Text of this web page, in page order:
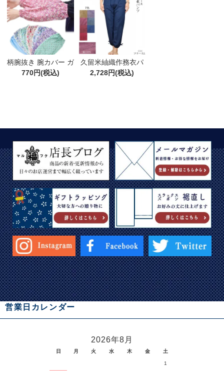
柄腕抜き 腕カバー ガ
ーデニング 園芸 農作
770円(税込)
久留米紬織作務衣パ
ンツ 綿100% ML/LL
2,728円(税込)
営業日カレンダー
2026年8月
日 月 火 水 木 金 土
1